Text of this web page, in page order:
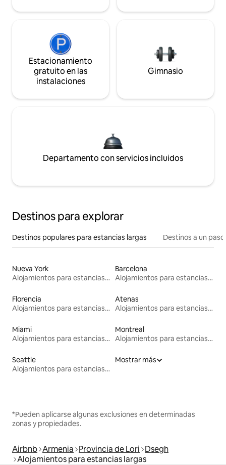
Estacionamiento
gratuito en las
instalaciones
Gimnasio
Departamento con servicios incluidos
Destinos para explorar
Destinos populares para estancias largas Destinos a un
Nueva York
Alojamientos para estancias largas
Barcelona
Alojamientos para estancias largas
Florencia
Alojamientos para estancias largas
Atenas
Alojamientos para estancias largas
Miami
Alojamientos para estancias largas
Montreal
Alojamientos para estancias largas
Seattle
Alojamientos para estancias largas
Mostrar más
*Pueden aplicarse algunas exclusiones en determinadas
zonas y propiedades.
Airbnb Armenia Provincia de Lori Dsegh
Alojamientos para estancias largas